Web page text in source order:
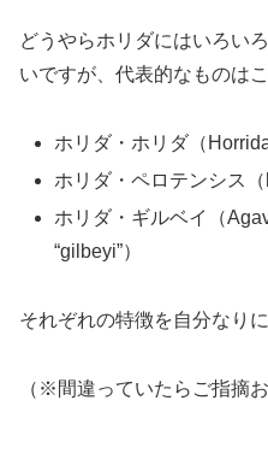
どうやらホリダにはいろい
いですが、代表的なものは
ホリダ・ホリダ（
ホリダ・ペロテンシス
ホリダ・ギルベイ（
“gilbeyi”）
それぞれの特徴を自分なり
（※間違っていたらご指摘